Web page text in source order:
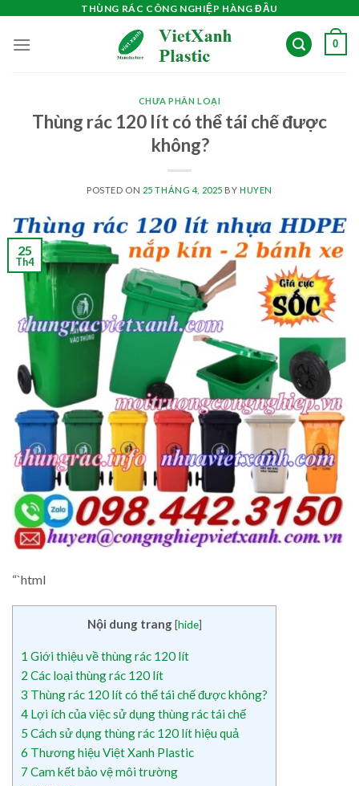
content
THÙNG RÁC CÔNG NGHIỆP HÀNG ĐẦU
0
CHƯA PHÂN LOẠI
Thùng rác 120 lít có thể tái chế được
không?
POSTED ON 25 THÁNG 4, 2025 BY HUYEN
25
Th4
“`html
Nội dung trang [hide]
1 Giới thiệu về thùng rác 120 lít
2 Các loại thùng rác 120 lít
3 Thùng rác 120 lít có thể tái chế được không?
4 Lợi ích của việc sử dụng thùng rác tái chế
5 Cách sử dụng thùng rác 120 lít hiệu quả
6 Thương hiệu Việt Xanh Plastic
7 Cam kết bảo vệ môi trường